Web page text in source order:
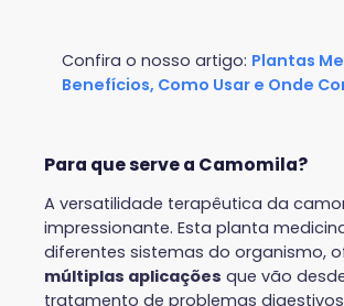
Confira o nosso artigo: Plantas
Benefícios, Como Usar e Onde
Para que serve a Camomila?
A versatilidade terapêutica da
impressionante. Esta planta
diferentes sistemas do organismo,
múltiplas aplicações que vão
tratamento de problemas